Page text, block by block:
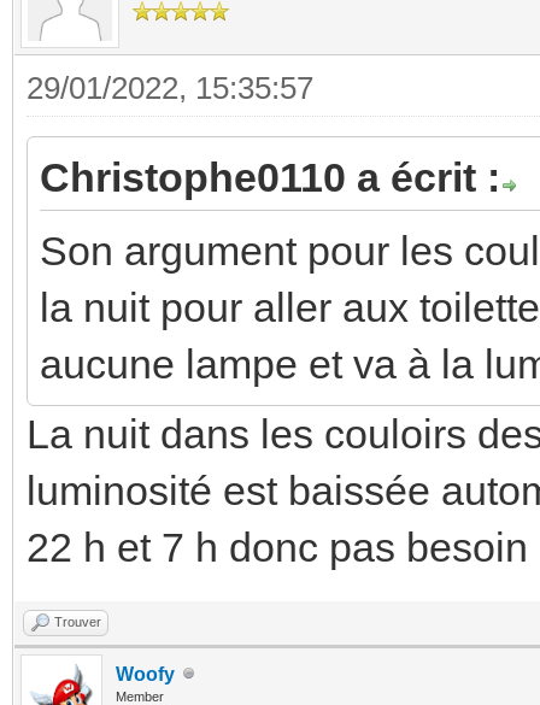
29/01/2022, 15:35:57
Christophe0110 a écrit :
Son argument pour les
la nuit pour aller aux
aucune lampe et va à la
La nuit dans les couloirs
luminosité est baissée
22 h et 7 h donc pas
Trouver
Woofy
Member